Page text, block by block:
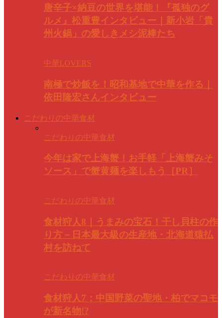
唐辛子×納豆の世界を堪能！『孤独のグ
ルメ』松重豊インタビュー｜新小岩「貴
州火鍋」の愛しきメシ泥棒たち
中華LOVERS
南極で炒飯を！昭和基地で中華を作る｜
依田隆宏さんインタビュー
こだわりの中華食材
こだわりの中華食材
今年は家で上海蟹！お手軽「上海蟹みそ
ソース」で蟹黄麺を楽しもう［PR］
こだわりの中華食材
食材狩人8｜うまみの宝石！干し貝柱の作
り方－日本最大級の生産地・北海道猿払
村を訪ねて
こだわりの中華食材
食材狩人7：中国野菜の聖地・柏でマコモ
が新名物!?